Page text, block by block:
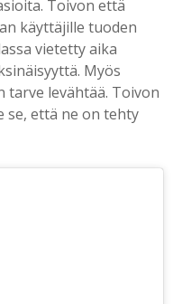
Toivon että
käyttäjille tuoden
vietetty aika
Myös
tarve levähtää. Toivon
se, että ne on tehty